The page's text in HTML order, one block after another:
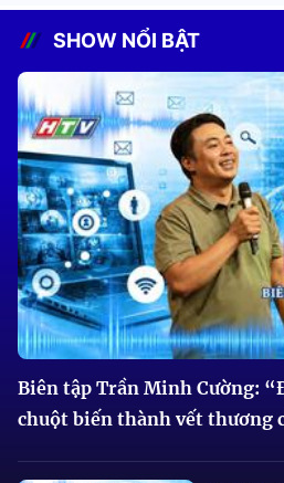
SHOW NỔI BẬT
Biên tập Trần Minh Cường:
chuột biến thành vết thương